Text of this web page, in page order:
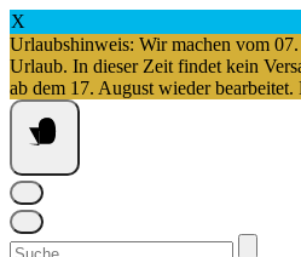
X
Urlaubshinweis: Wir machen vom
Urlaub. In dieser Zeit findet kein
ab dem 17. August wieder
Springe
zum
Inhalt
Suchen